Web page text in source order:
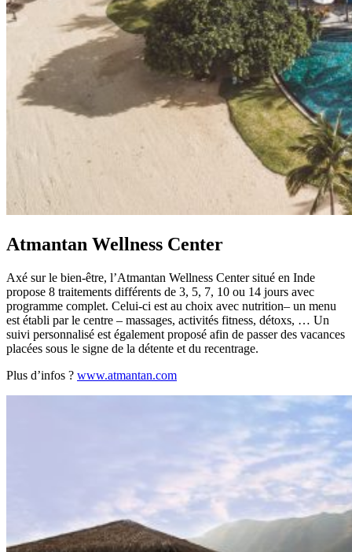
Atmantan Wellness Center
Axé sur le bien-être, l’Atmantan Wellness Center situé en Inde
propose 8 traitements différents de 3, 5, 7, 10 ou 14 jours avec
programme complet. Celui-ci est au choix avec nutrition– un menu
est établi par le centre – massages, activités fitness, détoxs, … Un
suivi personnalisé est également proposé afin de passer des vacances
placées sous le signe de la détente et du recentrage.
Plus d’infos ? www.atmantan.com